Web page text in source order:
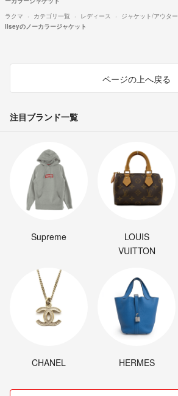
ラクマ
カテゴリ一覧 レディース ジャケット/アウター
llseyのノーカラージャケット
ページの上へ戻る
注目ブランド一覧
Supreme
LOUIS
VUITTON
CHANEL HERMES